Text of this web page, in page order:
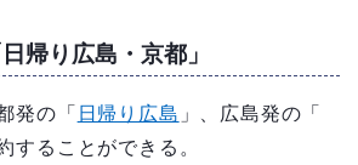
帰り広島・京都」
発の「 日帰り広島 」、広島発の「
することができる。